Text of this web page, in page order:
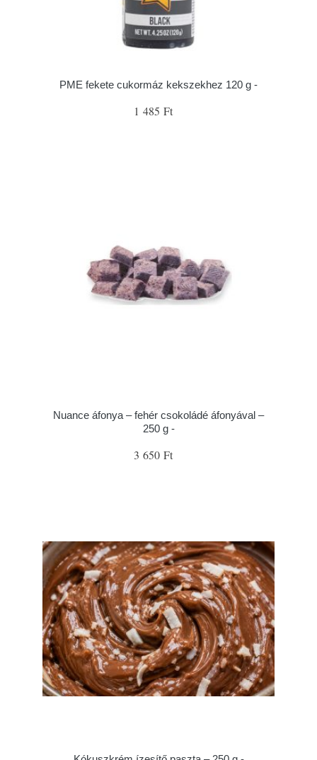
PME fekete cukormáz kekszekhez 120 g -
1 485 Ft
Nuance áfonya – fehér csokoládé áfonyával –
250 g -
3 650 Ft